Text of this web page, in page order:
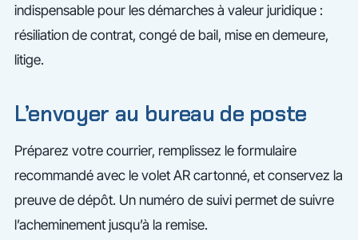
indispensable pour les démarches à valeur juridique :
résiliation de contrat, congé de bail, mise en demeure,
litige.
L’envoyer au bureau de poste
Préparez votre courrier, remplissez le formulaire
recommandé avec le volet AR cartonné, et conservez la
preuve de dépôt. Un numéro de suivi permet de suivre
l’acheminement jusqu’à la remise.